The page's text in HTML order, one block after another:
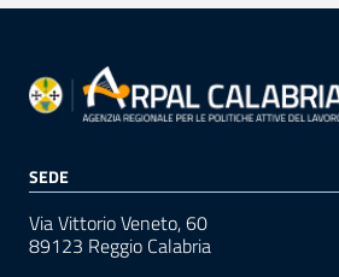
SEDE
Via Vittorio Veneto, 60
89123 Reggio Calabria